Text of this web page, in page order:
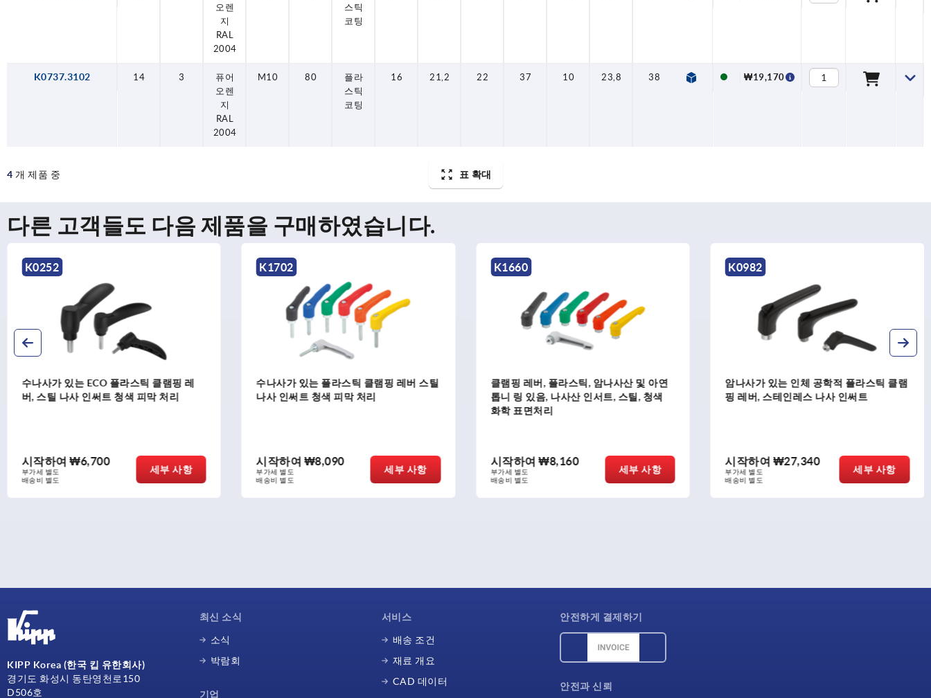
오렌
지
RAL
2004
스틱
코팅
K0737.3102 14 3
퓨어
오렌
지
RAL
2004
M10 80
플라
스틱
코팅
16 21,2 22 37 10 23,8 38 42 91 11,7 22
₩19,170
4 개 제품 중 표 확대
다른 고객들도 다음 제품을 구매하였습니다.
K1702
수나사가 있는 플라스틱 클램핑 레버 스틸
나사 인써트 청색 피막 처리
시작하여₩8,090
부가세 별도
배송비 별도
세부 사항
K1660
클램핑 레버, 플라스틱, 암나사산 및 아연
톱니 링 있음, 나사산 인서트, 스틸, 청색
시작하여₩8,160
부가세 별도
배송비 별도
세부 사항
K0982
암나사가 있는 인체 공학적 플라스틱 클램
핑 레버, 스테인레스 나사 인써트
시작하여₩27,340
부가세 별도
배송비 별도
세부 사항
K1660
클램핑 레버, 플라스틱, 수나사산 및 아연
톱니 링 있음, 나사산 인서트, 스틸, 청색
시작하여₩8,960
부가세 별도
배송비 별도
세부 사항
KIPP Korea (한국 킵 유한회사)
경기도 화성시 동탄영천로150
D506호
최신 소식
소식
박람회
기업
서비스
배송 조건
재료 개요
CAD 데이터
안전하게 결제하기
안전과 신뢰